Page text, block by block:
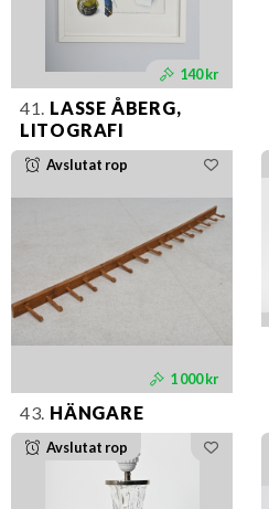
140 kr
41. LASSE ÅBERG,
LITOGRAFI
Avslutat rop
1 000 kr
43. HÄNGARE
Avslutat rop